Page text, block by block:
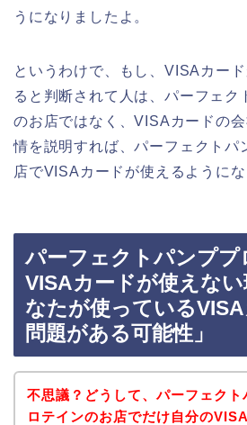
うになりましたよ。
というわけで、もし、VISAカー
ると判断されて人は、パーフェク
のお店ではなく、VISAカードの
情を説明すれば、パーフェクトパ
店でVISAカードが使えるようにな
パーフェクトパンププ
VISAカードが使えな
なたが使っている
問題がある可能性」
不思議？どうして、パーフェクト
ロテインのお店でだけ自分の